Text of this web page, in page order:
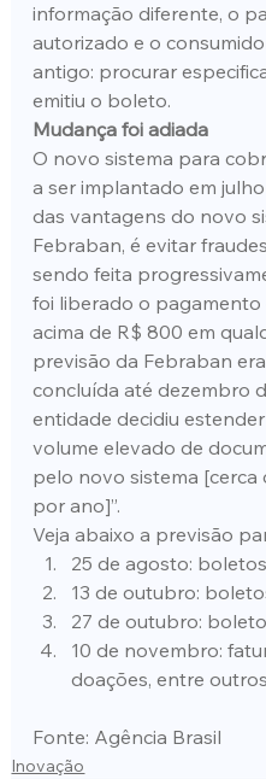
informação diferente, o
autorizado e o
antigo: procurar
emitiu o boleto.
Mudança foi adiada
O novo sistema para
a ser implantado em
das vantagens do novo
Febraban, é evitar
sendo feita
foi liberado o
acima de R$ 800 em
previsão da Febraban
concluída até dezembro
entidade decidiu
volume elevado de
pelo novo sistema
por ano]”.
Veja abaixo a previsão
25 de agosto:
13 de outubro:
27 de outubro:
10 de novembro:
doações, entre outros
Fonte: Agência Brasil
Inovação